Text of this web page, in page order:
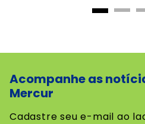
Acompanhe as
Mercur
Cadastre seu e-mail ao